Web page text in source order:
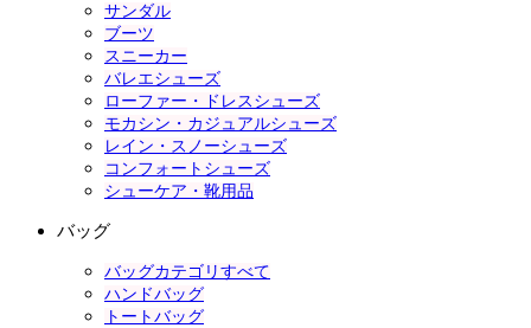
サンダル
ブーツ
スニーカー
バレエシューズ
ローファー・ドレスシューズ
モカシン・カジュアルシューズ
レイン・スノーシューズ
コンフォートシューズ
シューケア・靴用品
バッグ
バッグカテゴリすべて
ハンドバッグ
トートバッグ